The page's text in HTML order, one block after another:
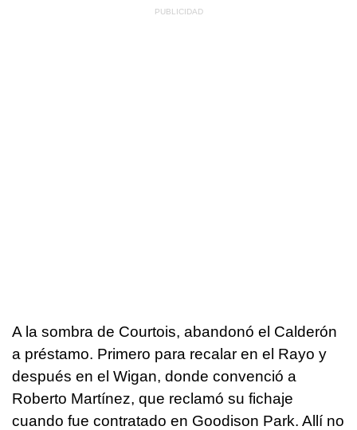
A la sombra de Courtois, abandonó el Calderón
a préstamo. Primero para recalar en el Rayo y
después en el Wigan, donde convenció a
Roberto Martínez, que reclamó su fichaje
cuando fue contratado en Goodison Park. Allí no